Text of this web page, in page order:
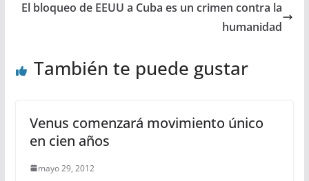
El bloqueo de EEUU a Cuba es un crimen contra la
humanidad
También te puede gustar
Venus comenzará movimiento único
en cien años
mayo 29, 2012